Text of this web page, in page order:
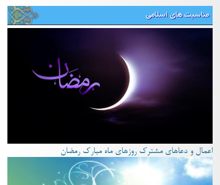
مناسبت های اسلامی
اعمال و دعاهای مشترک روزهای ماه مبارک رمضان